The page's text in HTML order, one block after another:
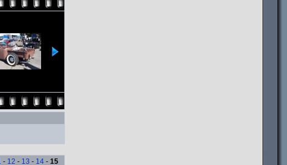
- 12 - 13 - 14 - 15